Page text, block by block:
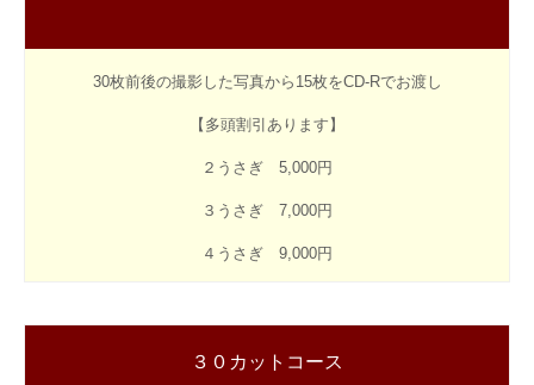
30枚前後の撮影した写真から15枚をCD-Rでお渡し
【多頭割引あります】
２うさぎ 5,000円
３うさぎ 7,000円
４うさぎ 9,000円
３０カットコース